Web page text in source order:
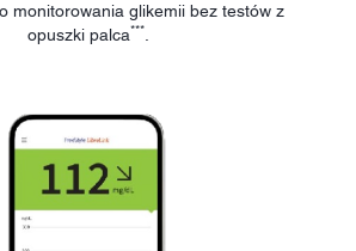
monitorowania glikemii bez testów z
opuszki palca***.